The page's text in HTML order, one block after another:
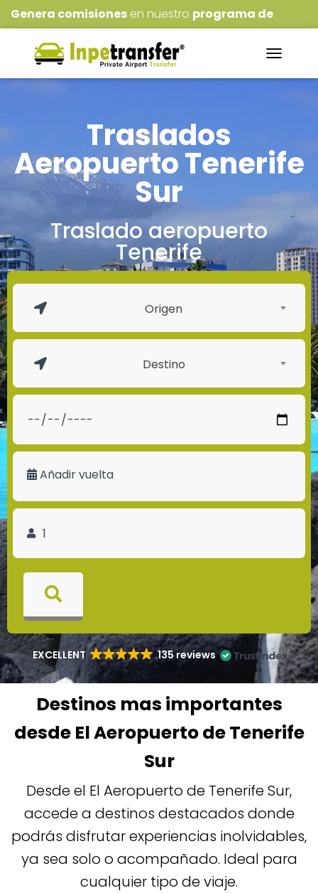
Genera comisiones en nuestro programa de
Afiliados !!!
Traslados
Aeropuerto Tenerife
Sur
Traslado aeropuerto
Tenerife
Origen
Destino
Añadir vuelta
EXCELLENT 135 reviews
Destinos mas importantes
desde El Aeropuerto de Tenerife
Sur
Desde el El Aeropuerto de Tenerife Sur,
accede a destinos destacados donde
podrás disfrutar experiencias inolvidables,
ya sea solo o acompañado. Ideal para
cualquier tipo de viaje.